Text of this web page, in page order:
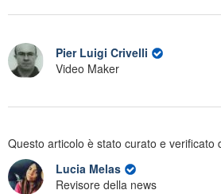
Pier Luigi Crivelli
Video Maker
Questo articolo è stato curato e verificato
Lucia Melas
Revisore della news